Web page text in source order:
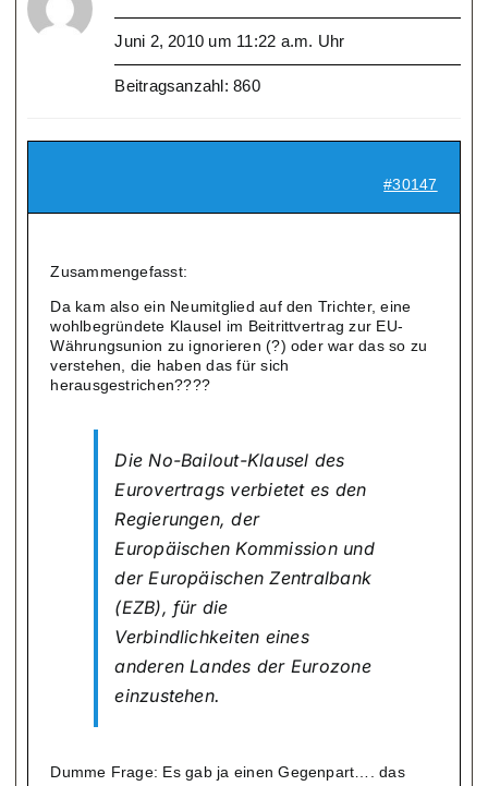
Juni 2, 2010 um 11:22 a.m. Uhr
Beitragsanzahl: 860
#30147
Zusammengefasst:
Da kam also ein Neumitglied auf den Trichter, eine
wohlbegründete Klausel im Beitrittvertrag zur EU-
Währungsunion zu ignorieren (?) oder war das so zu
verstehen, die haben das für sich
herausgestrichen????
Die No-Bailout-Klausel des
Eurovertrags verbietet es den
Regierungen, der
Europäischen Kommission und
der Europäischen Zentralbank
(EZB), für die
Verbindlichkeiten eines
anderen Landes der Eurozone
einzustehen.
Dumme Frage: Es gab ja einen Gegenpart…. das